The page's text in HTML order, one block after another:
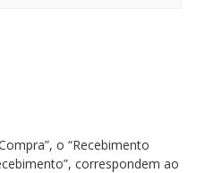
o “Recebimento
correspondem ao